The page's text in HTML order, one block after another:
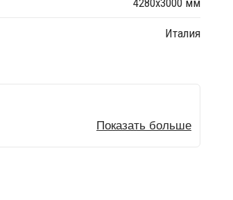
Италия
Показать больше